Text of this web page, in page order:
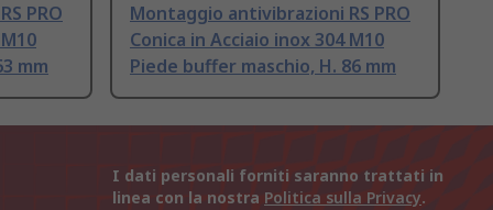
PRO
mm
Montaggio antivibrazioni RS PRO
Conica in Acciaio inox 304 M10
Piede buffer maschio, H. 86 mm
I dati personali forniti saranno trattati in
linea con la nostra Politica sulla Privacy.